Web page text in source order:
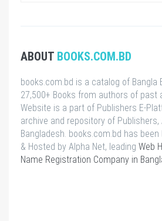
ABOUT BOOKS.COM.BD
books.com.bd is a catalog of Bangla
27,500+ Books from authors of past
Website is a part of Publishers E-
archive and repository of Publishers,
Bangladesh. books.com.bd has been
& Hosted by Alpha Net, leading Web
Name Registration Company in